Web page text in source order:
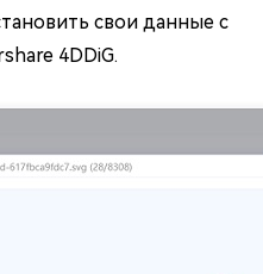
свои данные с
4DDiG.